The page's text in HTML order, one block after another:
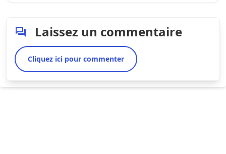
Laissez un commentaire
Cliquez ici pour commenter